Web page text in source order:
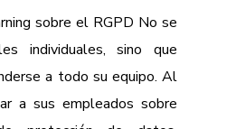
sobre el RGPD No se
individuales, sino que
a todo su equipo. Al
a sus empleados sobre